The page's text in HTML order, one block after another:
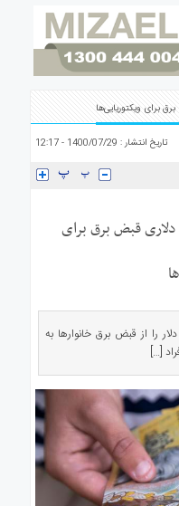
تاریخ انتشار : 1400/07/29 - 12:17
روش دریافت کمک هزینه ۲۵۰ دلاری قبض برق برای
صدای استرالیا– دولت ویکتوریا، بابت ۲۵۰ دلار را از قبض برق خانوارها به
[…]